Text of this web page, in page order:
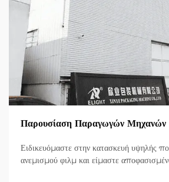
Παρουσίαση Παραγωγών Μηχανών
Ειδικευόμαστε στην κατασκευή υψηλής
ανεμισμού φιλμ και είμαστε